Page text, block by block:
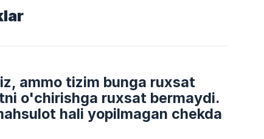
ammo tizim bunga ruxsat
o'chirishga ruxsat bermaydi.
hali yopilmagan chekda